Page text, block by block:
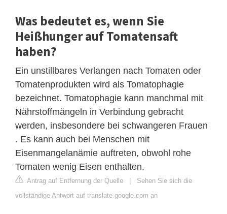
Was bedeutet es, wenn Sie
Heißhunger auf Tomatensaft
haben?
Ein unstillbares Verlangen nach Tomaten oder
Tomatenprodukten wird als Tomatophagie
bezeichnet. Tomatophagie kann manchmal mit
Nährstoffmängeln in Verbindung gebracht
werden, insbesondere bei schwangeren Frauen
. Es kann auch bei Menschen mit
Eisenmangelanämie auftreten, obwohl rohe
Tomaten wenig Eisen enthalten.
Antrag auf Entfernung der Quelle | Sehen Sie sich die
vollständige Antwort auf translate.google.com an